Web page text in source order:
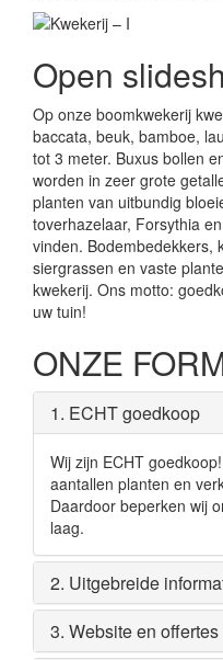
Open
Op onze boomkwekerij
baccata, beuk, bamboe,
tot 3 meter. Buxus bollen
worden in zeer grote
planten van uitbundig
toverhazelaar, Forsythia
vinden. Bodembedekkers,
siergrassen en vaste
kwekerij. Ons motto:
uw tuin!
ONZE
1. ECHT goedkoop
Wij zijn ECHT
aantallen planten en
Daardoor beperken wij
laag.
2. Uitgebreide
3. Website en offertes